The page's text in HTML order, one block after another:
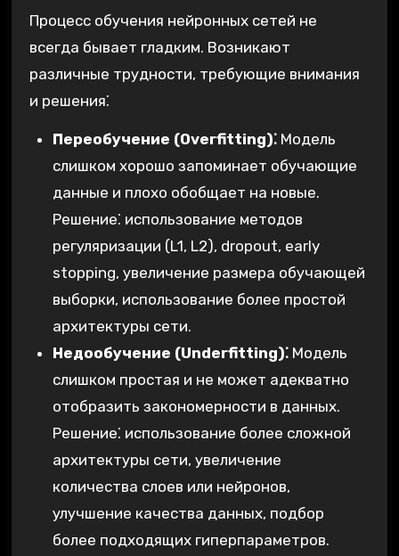
Процесс обучения нейронных сетей не
всегда бывает гладким. Возникают
различные трудности, требующие внимания
и решения⁚
Переобучение (Overfitting)⁚Модель
слишком хорошо запоминает обучающие
данные и плохо обобщает на новые.
Решение⁚ использование методов
регуляризации (L1, L2), dropout, early
stopping, увеличение размера обучающей
выборки, использование более простой
архитектуры сети.
Недообучение (Underfitting)⁚Модель
слишком простая и не может адекватно
отобразить закономерности в данных.
Решение⁚ использование более сложной
архитектуры сети, увеличение
количества слоев или нейронов,
улучшение качества данных, подбор
более подходящих гиперпараметров.